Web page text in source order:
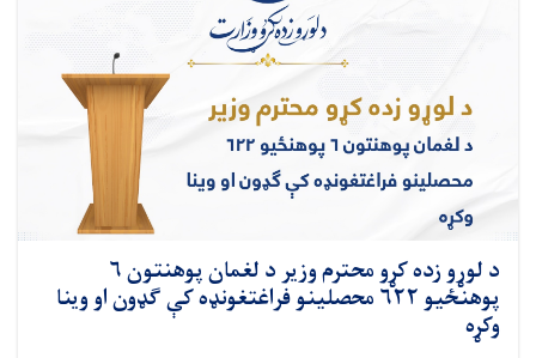
د لوړو زده کړو محترم وزیر د لغمان پوهنتون ۶
پوهنځيو ۶۲۲ محصلینو فراغتغونډه کې ګډون او وینا
وکړه